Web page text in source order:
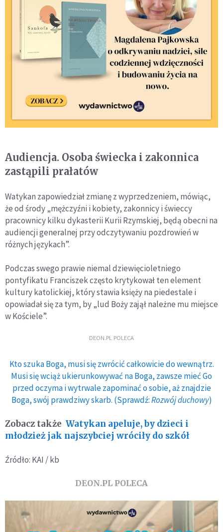
Audiencja. Osoba świecka i zakonnica
zastąpili prałatów
Watykan zapowiedział zmianę z wyprzedzeniem, mówiąc,
że od środy „mężczyźni i kobiety, zakonnicy i świeccy
pracownicy kilku dykasterii Kurii Rzymskiej, będą obecni na
audiencji generalnej przy odczytywaniu pozdrowień w
różnych językach”.
Podczas swego prawie niemal dziewięcioletniego
pontyfikatu Franciszek często krytykował ten element
kultury katolickiej, który stawia księży na piedestale i
opowiadał się za tym, by „lud Boży zajął należne mu miejsce
w Kościele”.
DEON.PL POLECA
Kto szuka Boga, musi się zwrócić całkowicie do wewnątrz.
Musi się wciąż ukierunkowywać na Boga, zawsze mieć Go
przed oczyma i wytrwale zapominać o sobie, aż znajdzie
Boga, swój prawdziwy skarb. (Sprawdź:Rozwój duchowy)
Zobacz także Watykan apeluje, by dzieci i
młodzież jak najszybciej wróciły do szkół
Źródło: KAI / kb
DEON.PL POLECA